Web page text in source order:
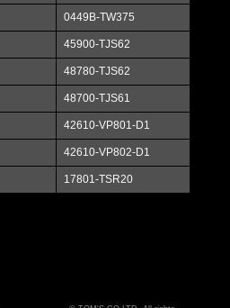
0449B-TW375
45900-TJS62
48780-TJS62
48700-TJS61
42610-VP801-D1
42610-VP802-D1
17801-TSR20